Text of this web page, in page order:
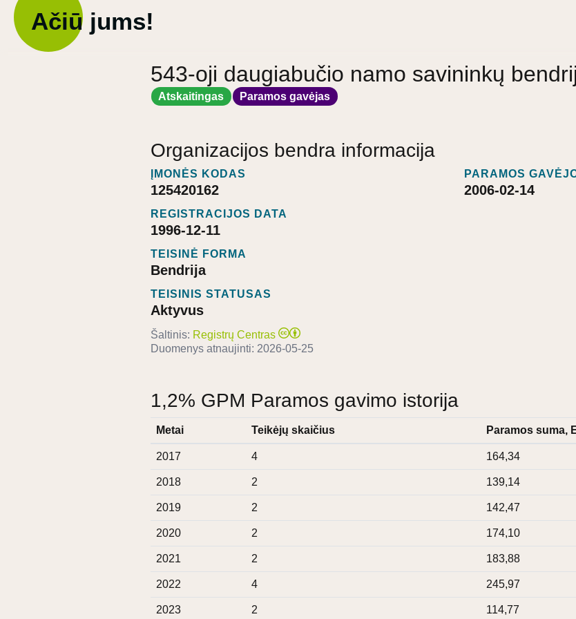
Ačiū jums!
543-oji daugiabučio namo savininkų
Atskaitingas Paramos gavėjas
Organizacijos bendra informacija
ĮMONĖS KODAS
125420162
REGISTRACIJOS DATA
1996-12-11
TEISINĖ FORMA
Bendrija
TEISINIS STATUSAS
Aktyvus
PARAMOS
2006-02-14
Šaltinis: Registrų Centras
Duomenys atnaujinti: 2026-05-25
1,2% GPM Paramos gavimo istorija
Metai Teikėjų skaičius Paramos suma,
2017 4 164,34
2018 2 139,14
2019 2 142,47
2020 2 174,10
2021 2 183,88
2022 4 245,97
2023 2 114,77